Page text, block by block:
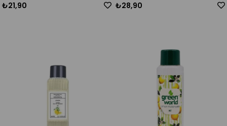
₺21,90 ₺28,90